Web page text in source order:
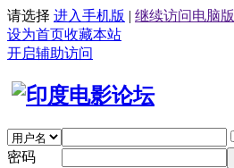
请选择 进入手机版 | 继续访问电脑版
设为首页收藏本站
开启辅助访问
密码